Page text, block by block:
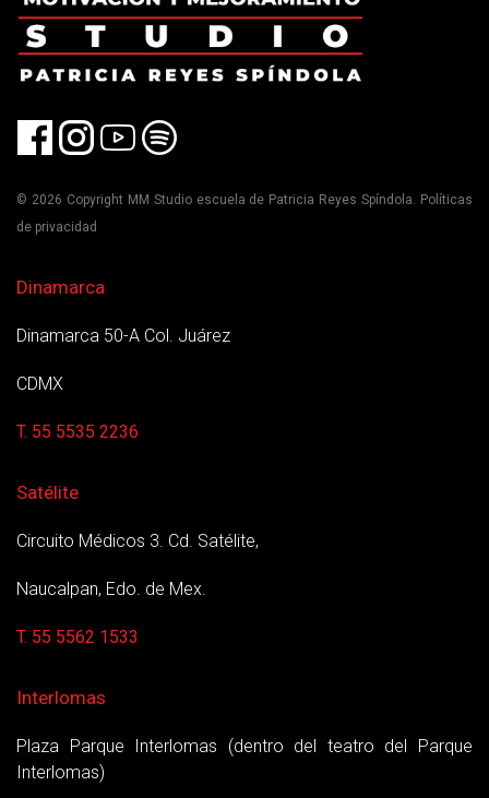
© 2026 Copyright MM Studio escuela de Patricia Reyes Spíndola. Políticas
de privacidad
Dinamarca
Dinamarca 50-A Col. Juárez
CDMX
T. 55 5535 2236
Satélite
Circuito Médicos 3. Cd. Satélite,
Naucalpan, Edo. de Mex.
T. 55 5562 1533
Interlomas
Plaza Parque Interlomas (dentro del teatro del Parque
Interlomas)